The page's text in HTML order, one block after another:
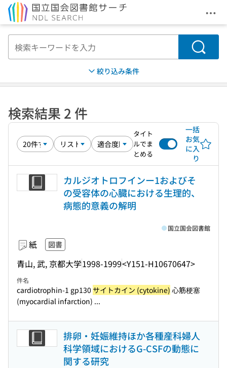
メ
検索
絞り込み条件
検索結果 2 件
タイト
ルでま
とめる
一括
お気
に入
り
カルジオトロフインー1およびそ
の受容体の心臓における生理的、
病態的意義の解明
紙 図書
青山, 武, 京都大学1998-1999<Y151-H10670647>
国立国会図書館
件名
cardiotrophin-1 gp130 サイトカイン (cytokine) 心筋梗塞
(myocardial infarction) ...
排卵・妊娠維持ほか各種産科婦人
科学領域におけるG-CSFの動態に
関する研究